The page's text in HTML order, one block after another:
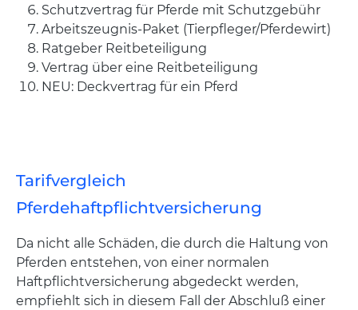
Schutzvertrag für Pferde mit Schutzgebühr
Arbeitszeugnis-Paket (Tierpfleger/Pferdewirt)
Ratgeber Reitbeteiligung
Vertrag über eine Reitbeteiligung
NEU: Deckvertrag für ein Pferd
Tarifvergleich
Pferdehaftpflichtversicherung
Da nicht alle Schäden, die durch die Haltung von
Pferden entstehen, von einer normalen
Haftpflichtversicherung abgedeckt werden,
empfiehlt sich in diesem Fall der Abschluß einer